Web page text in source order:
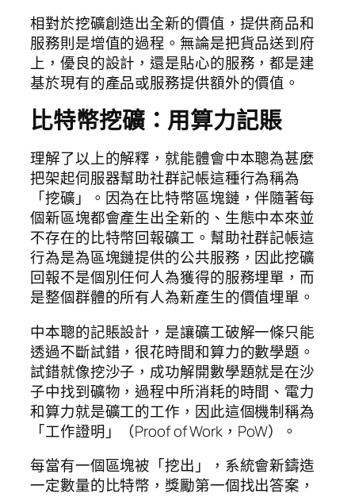
相對於挖礦創造出全新的價值，提供商品和
服務則是增值的過程。無論是把貨品送到府
上，優良的設計，還是貼心的服務，都是建
基於現有的產品或服務提供額外的價值。
比特幣挖礦：用算力記賬
理解了以上的解釋，就能體會中本聰為甚麼
把架起伺服器幫助社群記帳這種行為稱為
「挖礦」。因為在比特幣區塊鏈，伴隨著每
個新區塊都會產生出全新的、生態中本來並
不存在的比特幣回報礦工。幫助社群記帳這
行為是為區塊鏈提供的公共服務，因此挖礦
回報不是個別任何人為獲得的服務埋單，而
是整個群體的所有人為新產生的價值埋單。
中本聰的記賬設計，是讓礦工破解一條只能
透過不斷試錯，很花時間和算力的數學題。
試錯就像挖沙子，成功解開數學題就是在沙
子中找到礦物，過程中所消耗的時間、電力
和算力就是礦工的工作，因此這個機制稱為
「工作證明」（Proof of Work，PoW）。
每當有一個區塊被「挖出」，系統會新鑄造
一定數量的比特幣，獎勵第一個找出答案，